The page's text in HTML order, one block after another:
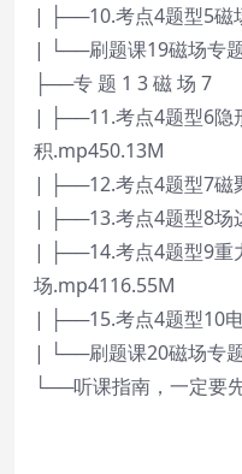
| ├──10.考点4题型5磁
| └──刷题课19磁场专
├──专 题 1 3 磁 场 7
| ├──11.考点4题型6隐
积.mp450.13M
| ├──12.考点4题型7磁
| ├──13.考点4题型8场
| ├──14.考点4题型9重
场.mp4116.55M
| ├──15.考点4题型10
| └──刷题课20磁场专
└──听课指南，一定要